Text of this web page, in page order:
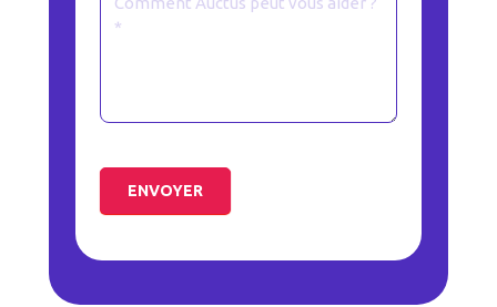
ENVOYER